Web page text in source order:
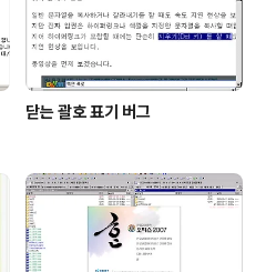
닫는 괄호 표기 버그